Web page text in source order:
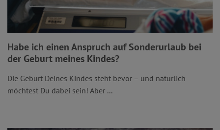
Habe ich einen Anspruch auf Sonderurlaub bei
der Geburt meines Kindes?
Die Geburt Deines Kindes steht bevor – und natürlich
möchtest Du dabei sein! Aber ...